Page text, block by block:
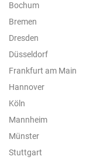
Bochum
Bremen
Dresden
Düsseldorf
Frankfurt am Main
Hannover
Köln
Mannheim
Münster
Stuttgart